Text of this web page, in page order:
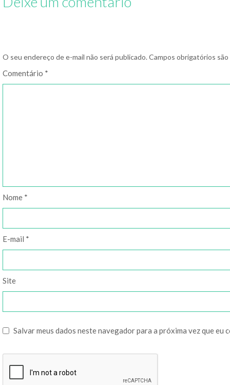
O seu endereço de e-mail não será publicado. Campos obrigatórios
Comentário *
Nome *
E-mail *
Site
Salvar meus dados neste navegador para a próxima vez que eu